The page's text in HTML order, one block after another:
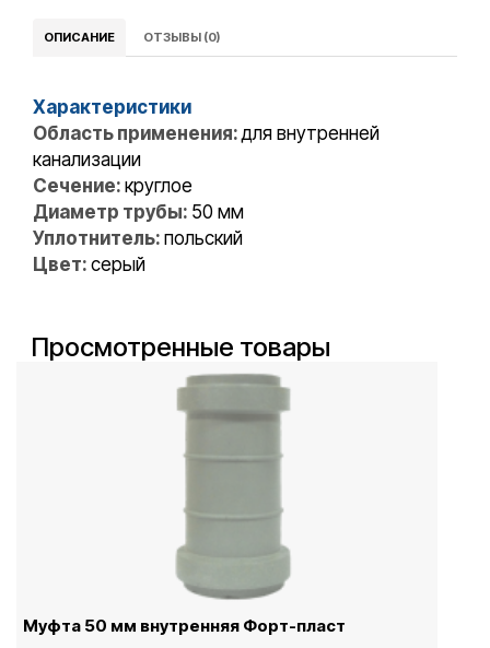
ОПИСАНИЕ ОТЗЫВЫ (0)
Характеристики
Область применения:для внутренней
канализации
Сечение: круглое
Диаметр трубы: 50 мм
Уплотнитель: польский
Цвет: серый
Просмотренные товары
Муфта 50 мм внутренняя Форт-пласт